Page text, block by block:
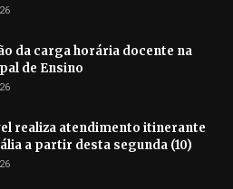
da carga horária docente na
de Ensino
realiza atendimento itinerante
a partir desta segunda (10)